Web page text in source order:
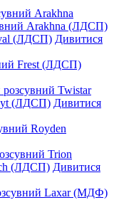
Arakhna
Arakhna (ЛДСП)
(ЛДСП) Дивитися
Frest (ЛДСП)
розсувний Twistar
(ЛДСП) Дивитися
Royden
Trion
(ЛДСП) Дивитися
Laxar (МДФ)